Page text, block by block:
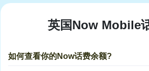
英国Now Mobile
如何查看你的Now话费余额?